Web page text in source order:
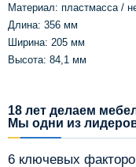
Материал: пластмасса /
Длина: 356 мм
Ширина: 205 мм
Высота: 84,1 мм
18 лет делаем
Мы одни из
6 ключевых